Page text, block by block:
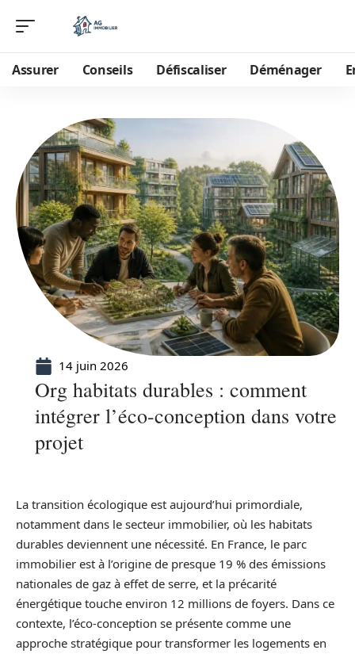
Assurer Conseils Défiscaliser Déménager
14 juin 2026
Org habitats durables : comment
intégrer l’éco-conception dans votre
projet
La transition écologique est aujourd’hui primordiale,
notamment dans le secteur immobilier, où les habitats
durables deviennent une nécessité. En France, le parc
immobilier est à l’origine de presque 19 % des émissions
nationales de gaz à effet de serre, et la précarité
énergétique touche environ 12 millions de foyers. Dans ce
contexte, l’éco-conception se présente comme une
approche stratégique pour transformer les logements en